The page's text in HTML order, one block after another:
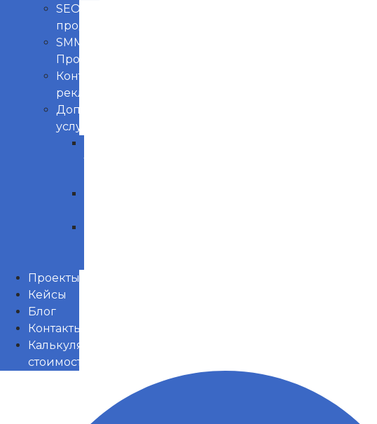
SEO
продвижение
SMM
Продвижение
Контекстная
реклама
Доп.
услуги
Проекты
Кейсы
Блог
Контакты
Калькулятор
стоимости